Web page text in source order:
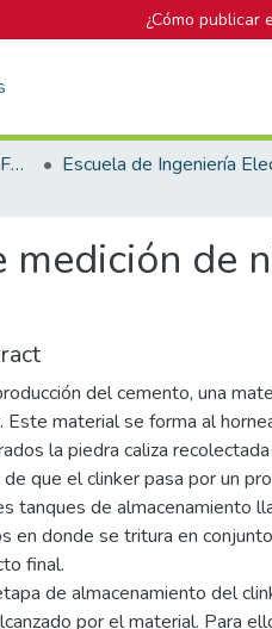
¿Cómo publicar
Biblioteca José Figueres Ferrer
de
del cemento, una
Este material se forma al
la piedra caliza
que el clinker pasa por un
tanques de almacenamiento
en donde se tritura en
final.
de almacenamiento del
por el material. Para